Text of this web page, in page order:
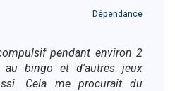
Dépendance
pendant environ 2
au bingo et d'autres jeux
Cela me procurait du